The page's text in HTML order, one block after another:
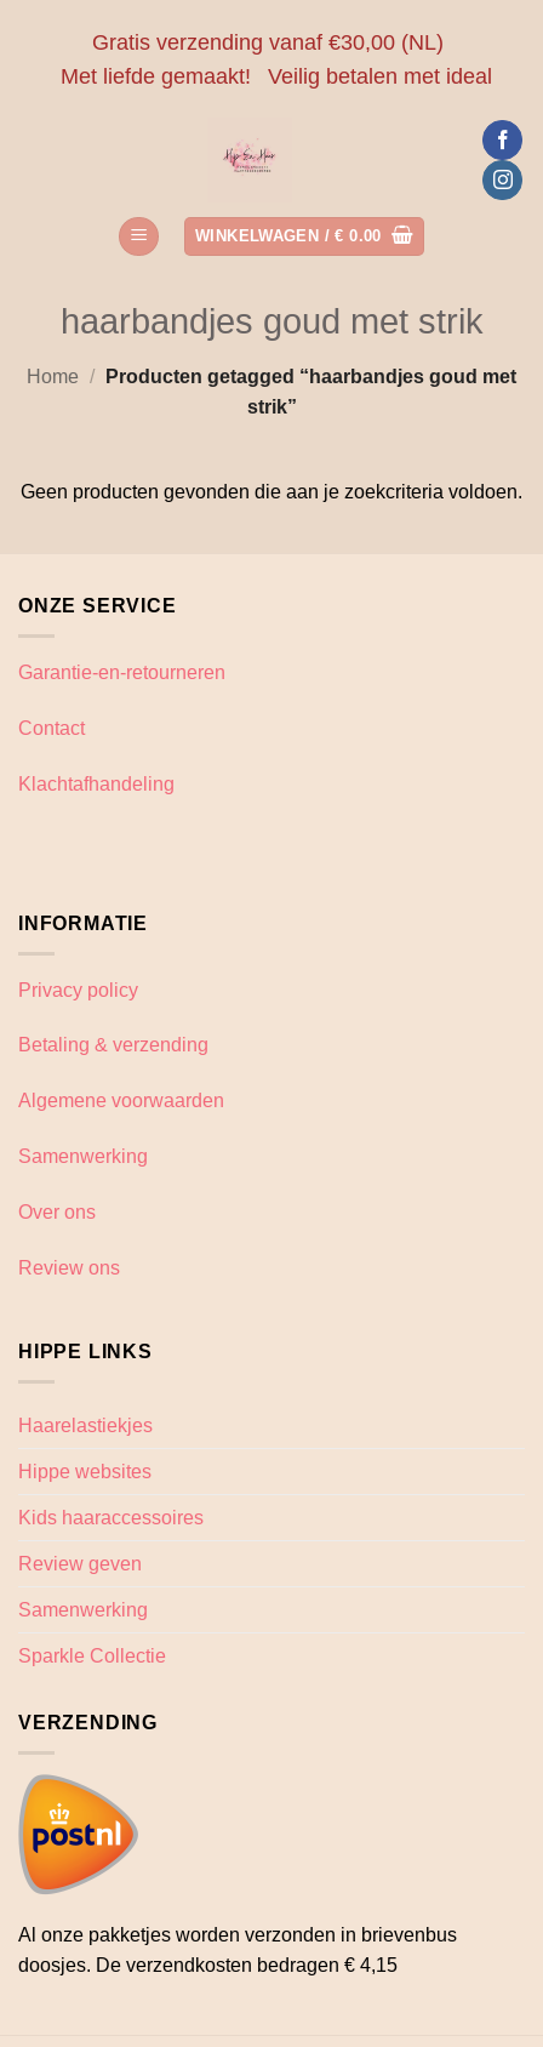
Gratis verzending vanaf €30,00 (NL)
Met liefde gemaakt!
Veilig betalen met ideal
WINKELWAGEN /€ 0.00
haarbandjes goud met strik
Home /
Producten getagged “haarbandjes goud met
strik”
Geen producten gevonden die aan je zoekcriteria voldoen.
ONZE SERVICE
Garantie-en-retourneren
Contact
Klachtafhandeling
INFORMATIE
Privacy policy
Betaling & verzending
Algemene voorwaarden
Samenwerking
Over ons
Review ons
HIPPE LINKS
Haarelastiekjes
Hippe websites
Kids haaraccessoires
Review geven
Samenwerking
Sparkle Collectie
VERZENDING
Al onze pakketjes worden verzonden in brievenbus
doosjes. De verzendkosten bedragen € 4,15